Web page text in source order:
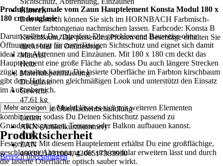
Hinweis
Den Anstrich können Sie sich im HORNBACH Farbmisch-
Center farbtongenau nachmischen lassen. Farbcode: Konsta B
Kirschbaum, Die passenden Pfosten und Beschläge erhalten Sie
direkt hier im Onlineshop.
Material
Holz
Materialspezifizierung
Douglasie
Gewicht
47,61 kg
Oberfläche/Oberflächenbehandlung
Lasiert
AKN (Artikelkurznummer)
8T9E
EAN
4003021431064, 4306517383930
Produktmerkmale vom Zaun Hauptelement Konsta Modul 180 x
180 cm douglasie
Darum solltest Du zugreifen: Die geschlossene Bauweise ohne
Öffnungen sorgt für zuverlässigen Sichtschutz und eignet sich damit
ideal zum Abtrennen und Einzäunen. Mit 180 x 180 cm deckt das
Hauptelement eine große Fläche ab, sodass Du auch längere Strecken
zügig gestalten kannst. Die lasierte Oberfläche im Farbton kirschbaum
gibt dem Holz einen gleichmäßigen Look und unterstützt den Einsatz
im Außenbereich.
Als Teil der Serie Modul lässt es sich mit weiteren Elementen
kombinieren, sodass Du Deinen Sichtschutz passend zu
Grundstücksgrenzen, Terrasse oder Balkon aufbauen kannst.
Festgezurrt: Mit diesem Hauptelement erhältst Du eine großflächige,
geschlossene Abtrennung, die sich modular erweitern lässt und durch
die lasierte Oberfläche optisch sauber wirkt.
Mehr anzeigen
Produktsicherheit
Bereich überspringen